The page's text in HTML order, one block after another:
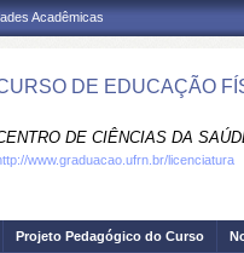
Acadêmicas
DE EDUCAÇÃO
DE CIÊNCIAS DA
www.graduacao.ufrn.br/licenciatura
Projeto Pedagógico do Curso